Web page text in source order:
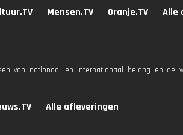
Mensen.TV Oranje.TV Alle
van nationaal en internationaal belang en de
Alle afleveringen